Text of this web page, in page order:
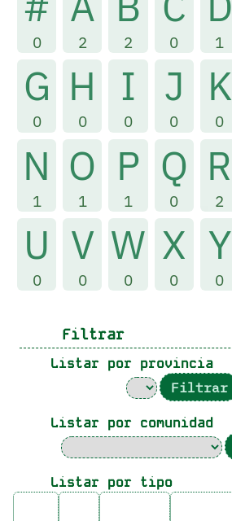
0 2 2 0 1
G
0
H
0
I
0
J
0
K
0
N
1
O
1
P
1
Q
0
R
2
U
0
V
0
W
0
X
0
Y
0
Filtrar
Listar por provincia
Listar por comunidad
Listar por tipo